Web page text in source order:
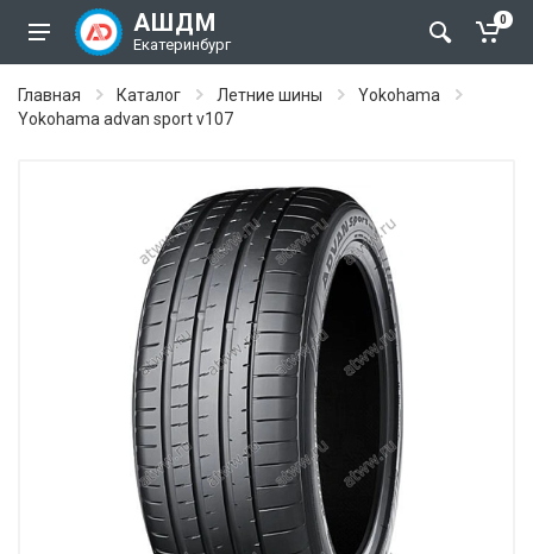
АШДМ
Екатеринбург
0
Главная Каталог Летние шины
Yokohama
Yokohama advan sport v107